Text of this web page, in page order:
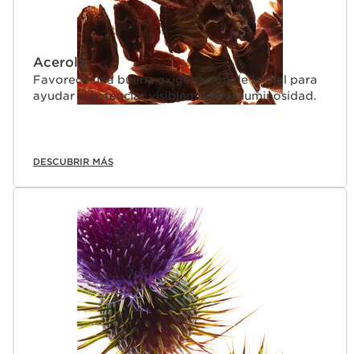
Acerola
Favorece una buena oxigenación de la piel para
ayudar a potenciar visiblemente la luminosidad.
DESCUBRIR MÁS